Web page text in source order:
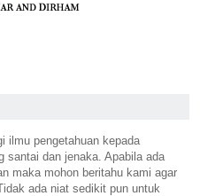
ilmu pengetahuan kepada
santai dan jenaka. Apabila ada
maka mohon beritahu kami agar
ada niat sedikit pun untuk